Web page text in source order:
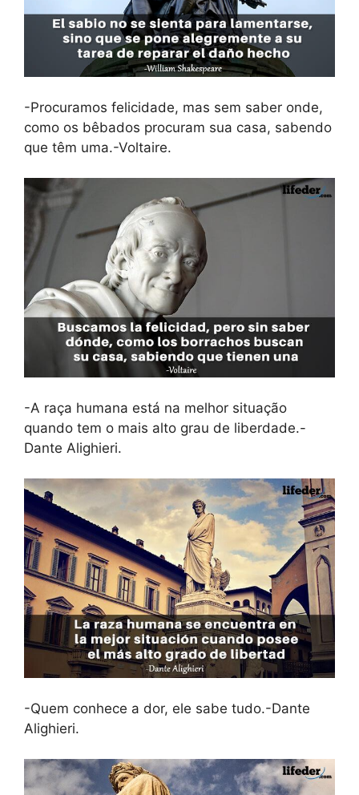
-Procuramos felicidade, mas sem saber onde,
como os bêbados procuram sua casa, sabendo
que têm uma.-Voltaire.
-A raça humana está na melhor situação
quando tem o mais alto grau de liberdade.-
Dante Alighieri.
-Quem conhece a dor, ele sabe tudo.-Dante
Alighieri.